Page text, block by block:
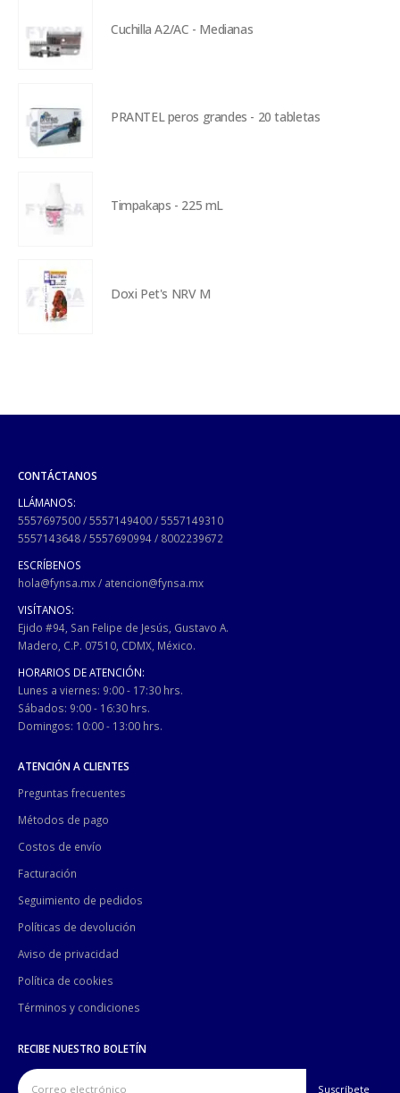
Cuchilla A2/AC - Medianas
PRANTEL peros grandes - 20 tabletas
Timpakaps - 225 mL
Doxi Pet's NRV M
CONTÁCTANOS
LLÁMANOS:
5557697500/5557149400/5557149310
5557143648/5557690994/ 8002239672
ESCRÍBENOS
hola@fynsa.mx/ atencion@fynsa.mx
VISÍTANOS:
Ejido #94, San Felipe de Jesús, Gustavo A.
Madero, C.P. 07510, CDMX, México.
HORARIOS DE ATENCIÓN:
Lunes a viernes: 9:00 - 17:30 hrs.
Sábados: 9:00 - 16:30 hrs.
Domingos: 10:00 - 13:00 hrs.
ATENCIÓN A CLIENTES
Preguntas frecuentes
Métodos de pago
Costos de envío
Facturación
Seguimiento de pedidos
Políticas de devolución
Aviso de privacidad
Política de cookies
Términos y condiciones
RECIBE NUESTRO BOLETÍN